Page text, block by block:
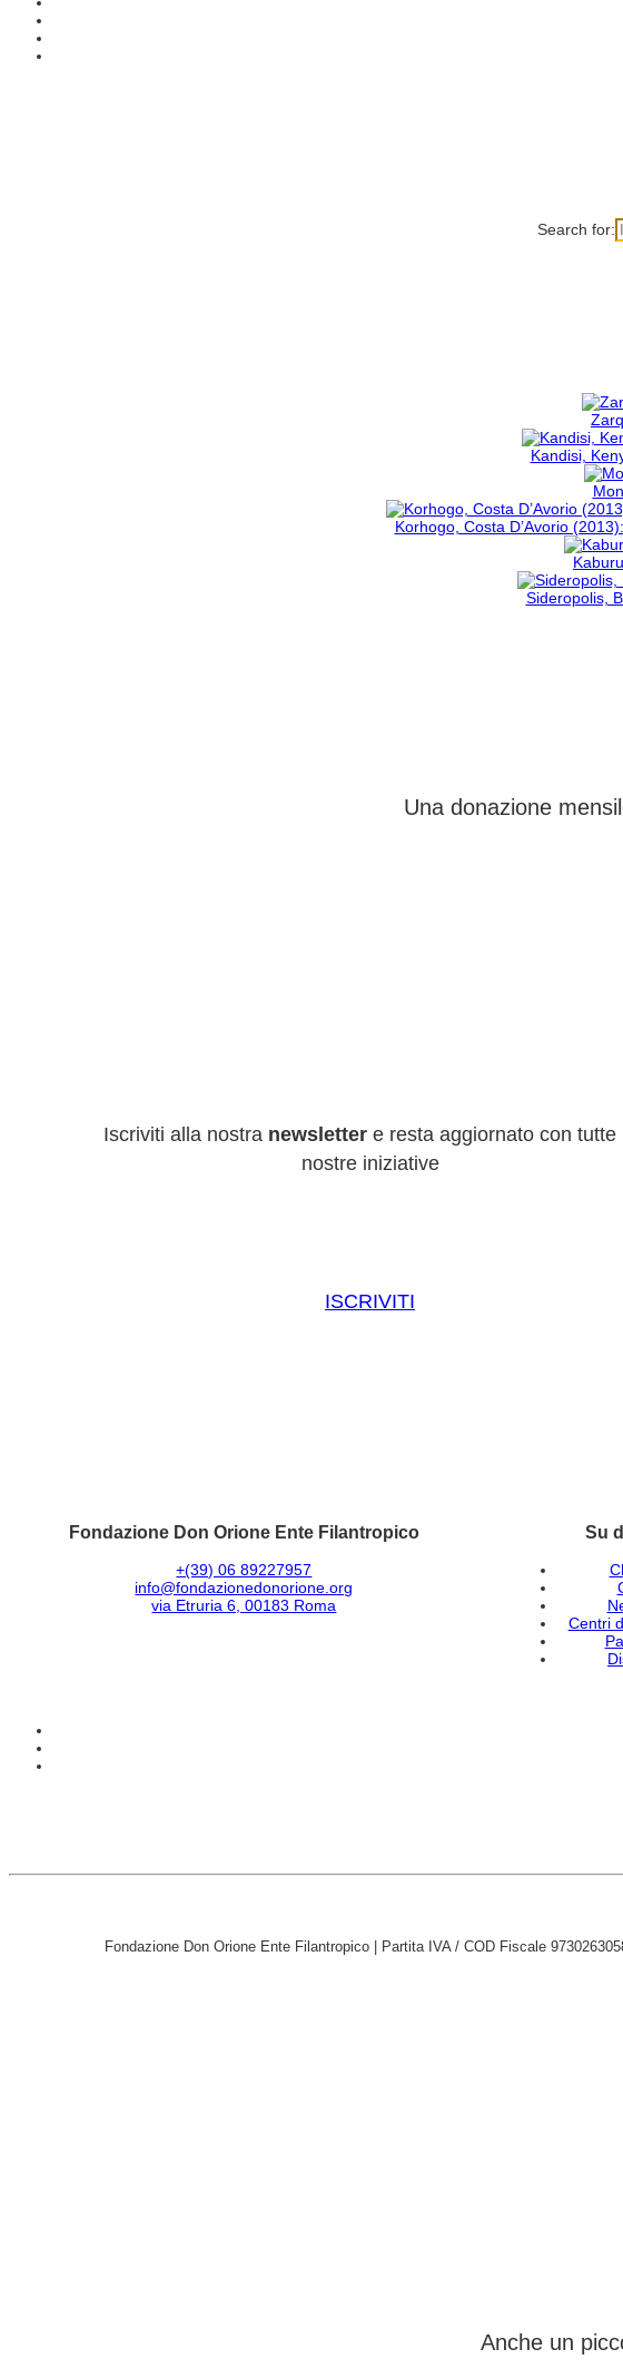
Search for:
Kandisi,
Korhogo, Costa D’Avorio
Sideropolis,
Una donazione
Iscriviti alla nostra newslettere resta aggiornato con tutte
nostre iniziative
ISCRIVITI
Fondazione Don Orione Ente Filantropico
+(39) 06 89227957
info@fondazionedonorione.org
via Etruria 6, 00183 Roma
Su
Centri
Fondazione Don Orione Ente Filantropico | Partita IVA / COD Fiscale
Anche un